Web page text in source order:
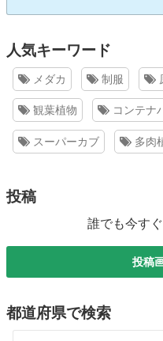
人気キーワード
メダカ 制服
観葉植物 コンテナ
スーパーカブ 多肉
投稿
誰でも今す
投稿
都道府県で検索